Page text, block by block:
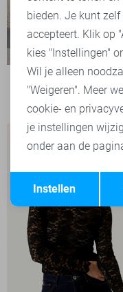
Terug
bieden. Je kunt
accepteert. Klik op
kies "Instellingen"
Wil je alleen
"Weigeren". Meer
cookie- en
je instellingen
onder aan de
Instellen